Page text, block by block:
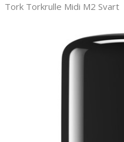
Tork Torkrulle Midi M2 Svart